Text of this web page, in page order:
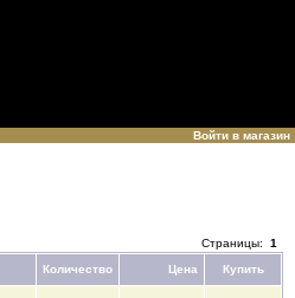
Войти в магазин
Страницы: 1
Количество Цена Купить